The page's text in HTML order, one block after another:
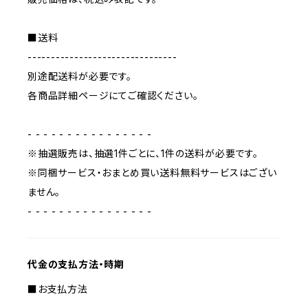
■送料
--------------------------------
別途配送料が必要です。
各商品詳細ページにてご確認ください。
- - - - - - - - - - - - - - - -
※抽選販売は、抽選1件ごとに、1件の送料が必要です。
※同梱サービス・おまとめ買い送料無料サービスはござい
ません。
- - - - - - - - - - - - - - - -
代金の支払方法・時期
■お支払方法